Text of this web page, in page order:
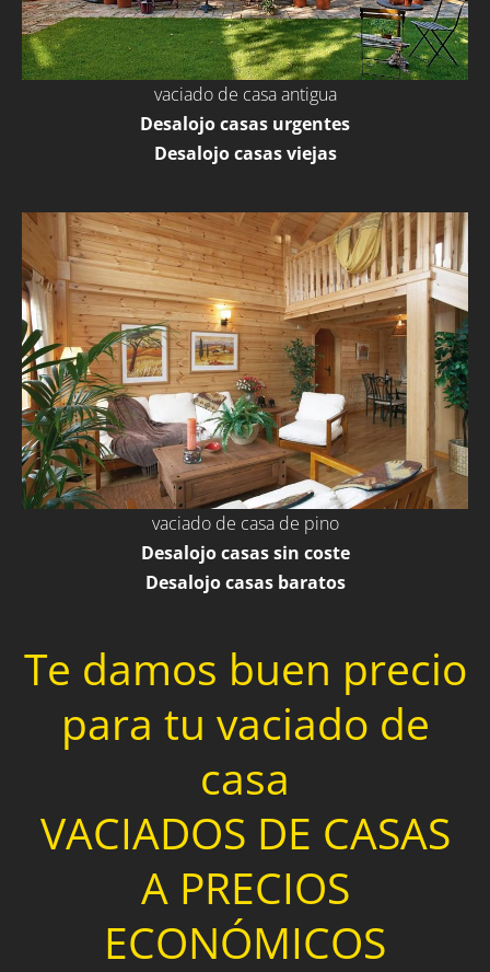
vaciado de casa antigua
Desalojo casas urgentes
Desalojo casas viejas
vaciado de casa de pino
Desalojo casas sin coste
Desalojo casas baratos
Te damos buen precio
para tu vaciado de
casa
VACIADOS DE CASAS
A PRECIOS
ECONÓMICOS